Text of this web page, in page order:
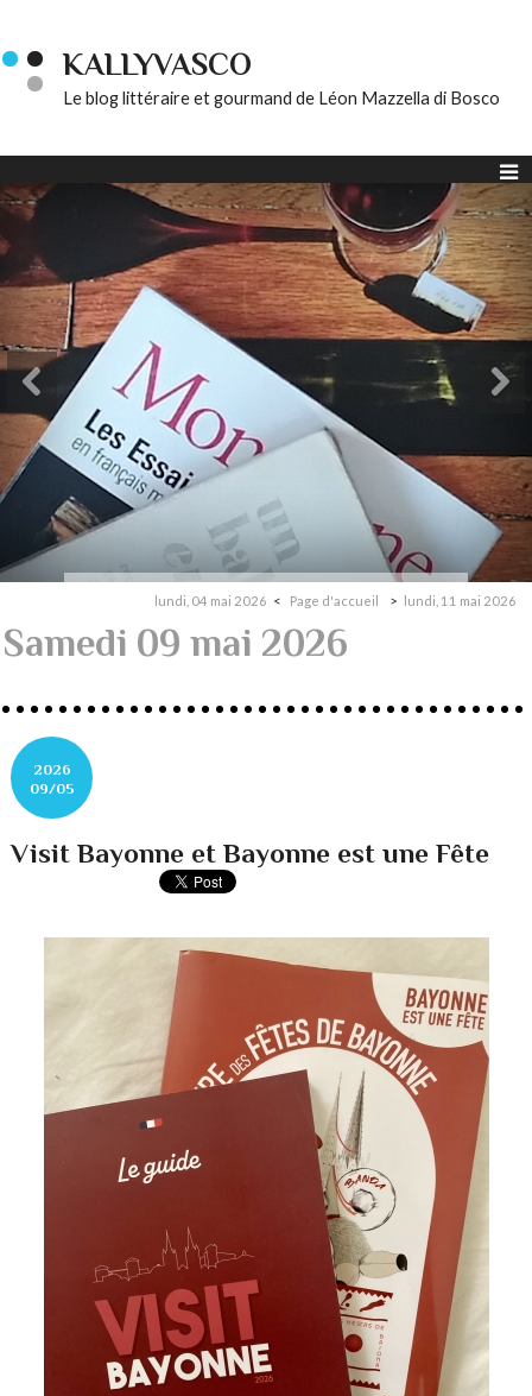
KALLYVASCO
Le blog littéraire et gourmand de Léon Mazzella di Bosco
lundi, 04 mai 2026 Page d'accueil lundi, 11 mai 2026
Samedi 09 mai 2026
2026
09/05
Visit Bayonne et Bayonne est une Fête